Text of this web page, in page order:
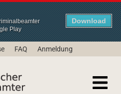
Play
Download
FAQ Anmeldung